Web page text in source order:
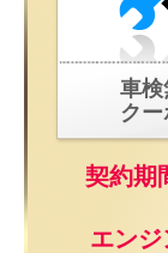
車検
ク
契約期
エン